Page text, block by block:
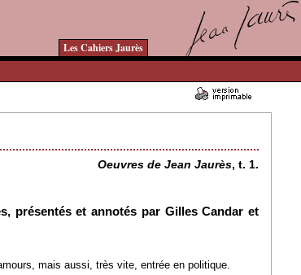
Les Cahiers Jaurès
Oeuvres de Jean Jaurès, t. 1.
présentés et annotés par Gilles Candar et
mais aussi, très vite, entrée en politique.